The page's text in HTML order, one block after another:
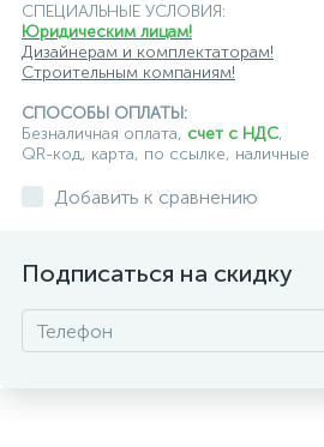
СПЕЦИАЛЬНЫЕ УСЛОВИЯ:
Юридическим лицам!
Дизайнерам и комплектаторам!
Строительным компаниям!
СПОСОБЫ ОПЛАТЫ:
Безналичная оплата, счет с НДС,
QR-код, карта, по ссылке, наличные
Добавить к сравнению
Подписаться на скидку